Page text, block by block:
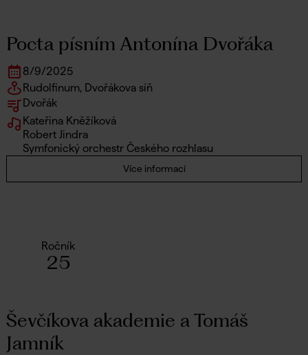
Pocta písním Antonína Dvořáka
8/9/2025
Rudolfinum, Dvořákova síň
Dvořák
Kateřina Kněžíková
Robert Jindra
Symfonický orchestr Českého rozhlasu
Více informací
Ročník
25
Ševčíkova akademie a Tomáš
Jamník